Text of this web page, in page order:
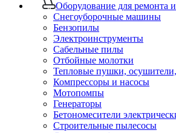
Оборудование для ремонта
Снегоуборочные машины
Бензопилы
Электроинструменты
Сабельные пилы
Отбойные молотки
Тепловые пушки,
Компрессоры и насосы
Мотопомпы
Генераторы
Бетономесители
Строительные пылесосы